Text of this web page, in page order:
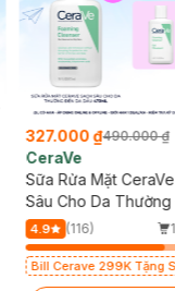
327.000 ₫490.000 ₫
CeraVe
Sữa Rửa Mặt
Sâu Cho Da Thường
Dầu 473ml
4.9 (116)
Bill Cerave 299K Tặng